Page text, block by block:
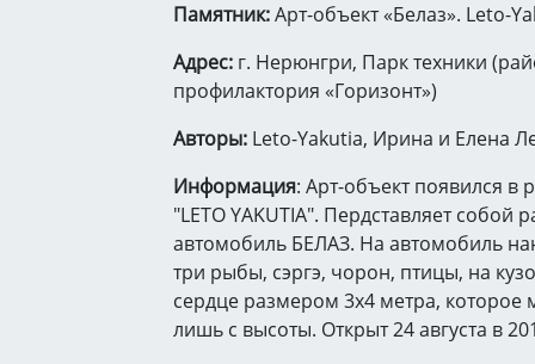
Памятник:Арт-объект «Белаз». Leto-
Адрес: г. Нерюнгри, Парк техники
профилактория «Горизонт»)
Авторы: Leto-Yakutia, Ирина и Елена
Информация: Арт-объект появился в
"LETO YAKUTIA". Пердставляет собой
автомобиль БЕЛАЗ. На автомобиль
три рыбы, сэргэ, чорон, птицы, на
сердце размером 3х4 метра, которое
лишь с высоты. Открыт 24 августа в